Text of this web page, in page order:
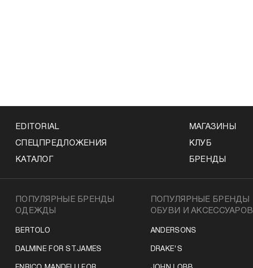
EDITORIAL МАГАЗИНЫ
СПЕЦПРЕДЛОЖЕНИЯ КЛУБ
КАТАЛОГ БРЕНДЫ
ПОПУЛЯРНЫЕ БРЕНДЫ
ОДЕЖДЫ
BERTOLO
DALMINE FOR ST.JAMES
ПОПУЛЯРНЫЕ БРЕНДЫ
ОБУВИ И АКСЕССУАРОВ
ANDERSONS
DRAKE'S